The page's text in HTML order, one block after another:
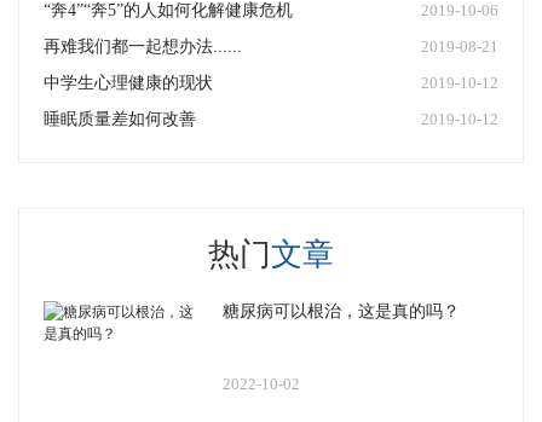
“奔4”“奔5”的人如何化解健康危机
2019-10-06
再难我们都一起想办法......
2019-08-21
中学生心理健康的现状
2019-10-12
睡眠质量差如何改善
2019-10-12
热门文章
糖尿病可以根治，这是真的吗？
2022-10-02